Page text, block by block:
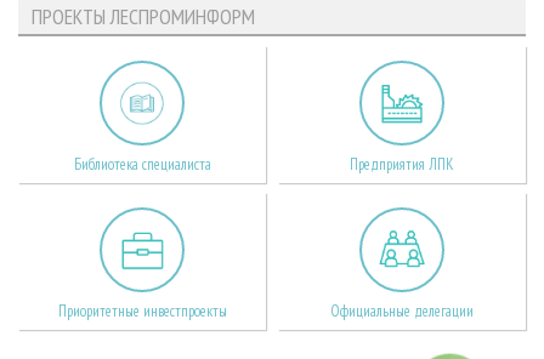
ПРОЕКТЫ ЛЕСПРОМИНФОРМ
Библиотека специалиста Предприятия ЛПК
Приоритетные инвестпроекты Официальные делегации